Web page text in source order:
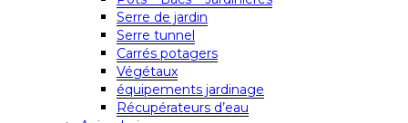
Serre de jardin
Serre tunnel
Carrés potagers
Végétaux
équipements jardinage
Récupérateurs d’eau